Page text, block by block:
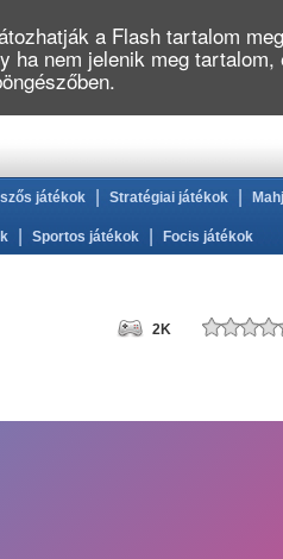
játékok Stratégiai játékok
Sportos játékok Focis játékok
2K
a Flash tartalom
ha nem jelenik meg